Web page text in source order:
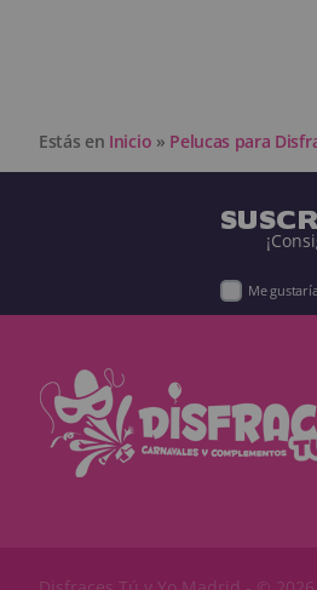
Estás en Inicio » Pelucas para
Me